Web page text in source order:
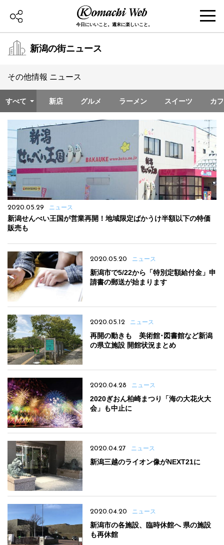
今日にいいこと。週末に楽しいこと。
新潟の街ニュース
その他情報 ニュース
すべて 新店 グルメ ラーメン スイーツ カ
2020.05.29 ニュース
新潟せんべい王国が営業再開！地域限定ばかうけ半額以下の特価
販売も
2020.05.20 ニュース
新潟市で5/22から「特別定額給付金」申
請書の郵送が始まります
2020.05.12 ニュース
再開の動きも 美術館･図書館など新潟
の県立施設 開館状況まとめ
2020.04.28 ニュース
2020ぎおん柏崎まつり「海の大花火大
会」も中止に
2020.04.27 ニュース
新潟三越のライオン像がNEXT21に
2020.04.20 ニュース
新潟市の各施設、臨時休館へ 県の施設
も再休館